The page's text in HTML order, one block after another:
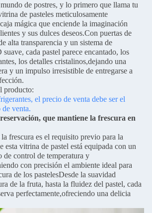
de postres, y lo primero que llama tu
de pasteles meticulosamente
mágica que enciende la imaginación
y sus dulces deseos.Con puertas de
alta transparencia y un sistema de
cada pastel parece encantado, los
los detalles cristalinos,dejando una
y un impulso irresistible de entregarse a
producto:
el precio de venta debe ser el
venta.
que mantiene la frescura en
frescura es el requisito previo para la
esta vitrina de pastel está equipada con un
de control de temperatura y
con precisión el ambiente ideal para
de los pastelesDesde la suavidad
de la fruta, hasta la fluidez del pastel, cada
perfectamente,ofreciendo una delicia